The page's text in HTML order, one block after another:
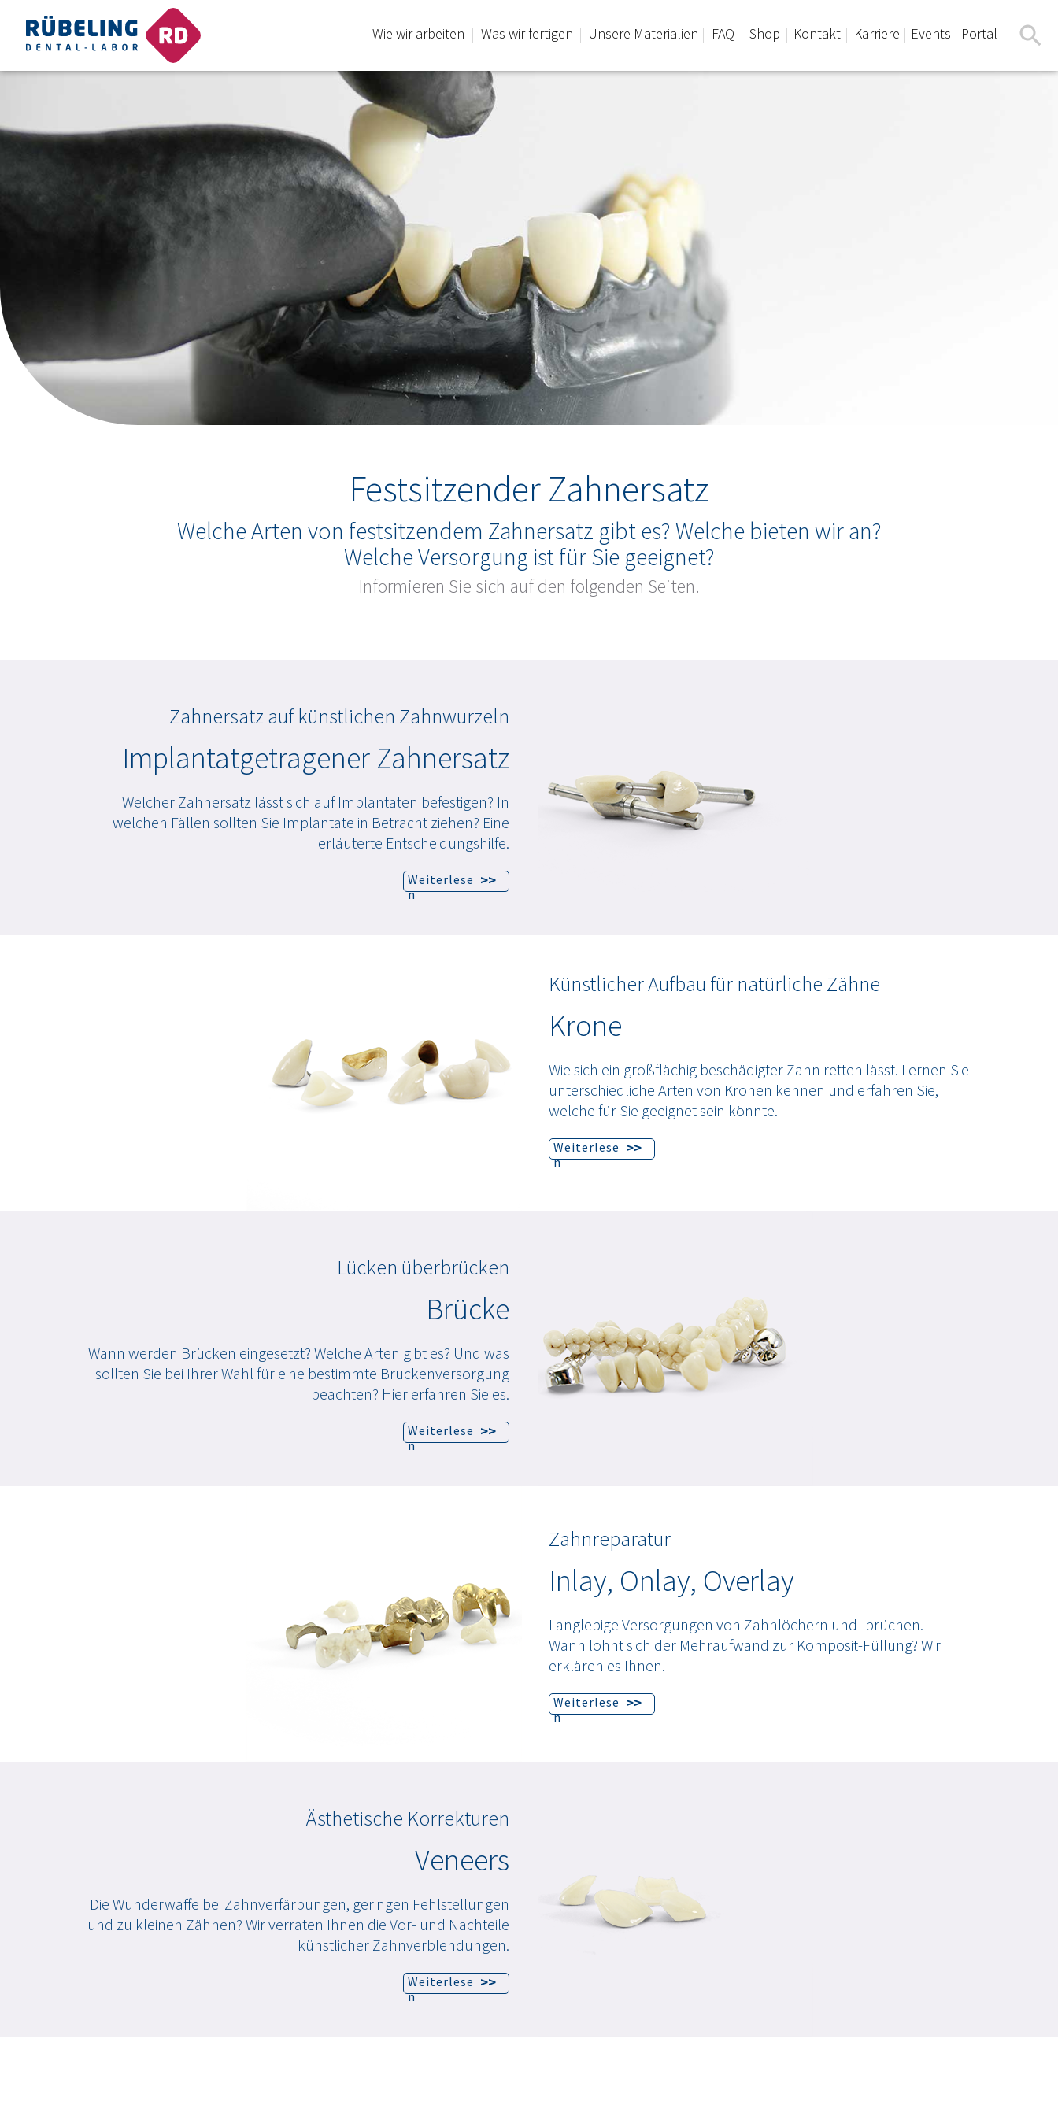
Festsitzender Zahnersatz
Welche Arten von festsitzendem Zahnersatz gibt es? Welche bieten wir an?
Welche Versorgung ist für Sie geeignet?
Informieren Sie sich auf den folgenden Seiten.
Zahnersatz auf künstlichen Zahnwurzeln
Implantatgetragener Zahnersatz
Welcher Zahnersatz lässt sich auf Implantaten befestigen? In
welchen Fällen sollten Sie Implantate in Betracht ziehen? Eine
erläuterte Entscheidungshilfe.
Weiterlese
n
>>
Künstlicher Aufbau für natürliche Zähne
Krone
Wie sich ein großflächig beschädigter Zahn retten lässt. Lernen Sie
unterschiedliche Arten von Kronen kennen und erfahren Sie,
welche für Sie geeignet sein könnte.
Weiterlese
n
>>
Lücken überbrücken
Brücke
Wann werden Brücken eingesetzt? Welche Arten gibt es? Und was
sollten Sie bei Ihrer Wahl für eine bestimmte Brückenversorgung
beachten? Hier erfahren Sie es.
Weiterlese
n
>>
Zahnreparatur
Inlay, Onlay, Overlay
Langlebige Versorgungen von Zahnlöchern und -brüchen.
Wann lohnt sich der Mehraufwand zur Komposit-Füllung? Wir
erklären es Ihnen.
Weiterlese
n
>>
Ästhetische Korrekturen
Veneers
Die Wunderwaffe bei Zahnverfärbungen, geringen Fehlstellungen
und zu kleinen Zähnen? Wir verraten Ihnen die Vor- und Nachteile
künstlicher Zahnverblendungen.
Weiterlese
n
>>
FAQ
Unsere Materialien
Was wir fertigen
Wie wir arbeiten Shop Kontakt Karriere Events Portal